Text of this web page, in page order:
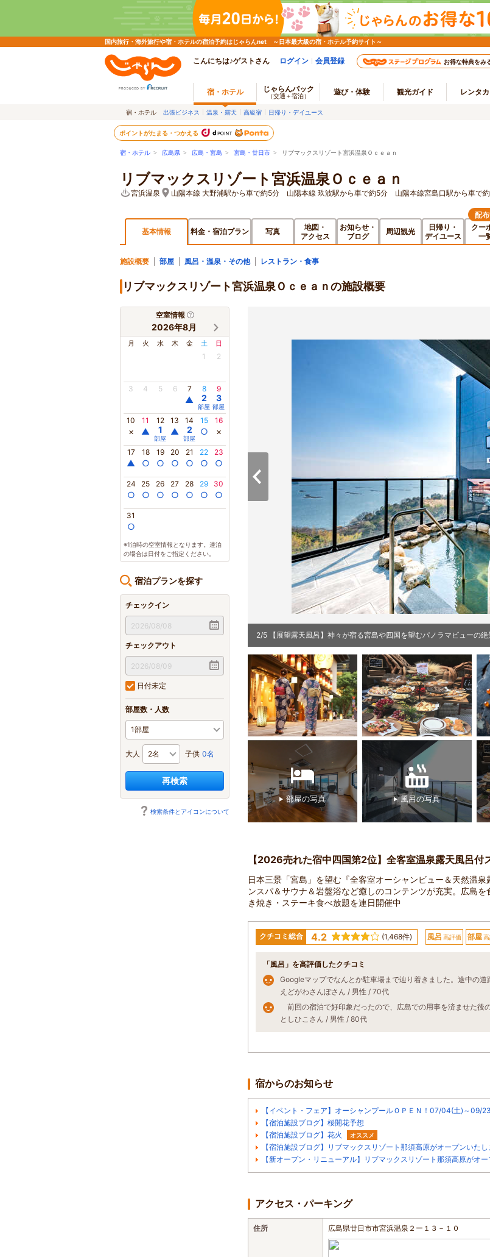
国内旅行・海外旅行や宿・ホテルの宿泊予約はじゃらんnet ～日本最大級の宿・ホテル予約サイト～
こんにちは♪ゲストさん ログイン 会員登録 お得な特典をみ
宿・ホテル じゃらんパック
（交通＋宿泊） 遊び・体験 観光ガイド レンタ
宿・ホテル 出張ビジネス 温泉・露天 高級宿 日帰り・デイユース
ポイントがたまる・つかえる
宿・ホテル > 広島県 > 広島・宮島 > 宮島・廿日市 > リブマックスリゾート宮浜温泉Ｏｃｅａｎ
リブマックスリゾート宮浜温泉Ｏｃｅａｎ
宮浜温泉 山陽本線 大野浦駅から車で約5分 山陽本線 玖波駅から車で約5分 山陽本線宮島口駅から車で
基本情報 料金・宿泊プラン 写真
地図・
アクセス
お知らせ・
ブログ
周辺観光
日帰り・
デイユース
クー
一
配
施設概要 部屋 風呂・温泉・その他 レストラン・食事
リブマックスリゾート宮浜温泉Ｏｃｅａｎの施設概要
空室情報
2026年8月
月 火 水 木 金 土 日
1 2
3 4 5 6 7
▲
8
2
部屋
9
3
部屋
10
×
11
▲
12
1
部屋
13
▲
14
2
部屋
15
○
16
×
17
▲
18
○
19
○
20
○
21
○
22
○
23
○
24
○
25
○
26
○
27
○
28
○
29
○
30
○
31
○
※1泊時の空室情報となります。連泊
の場合は日付をご指定ください。
宿泊プランを探す
チェックイン
チェックアウト
日付未定
部屋数・人数
大人 子供 0名
再検索
検索条件とアイコンについて
3/5 【オーシャンプール】2026年7月4日OPEN決定！期間中はプール
部屋の写真 風呂の写真
【2026売れた宿中四国第2位】全客室温泉露天風呂付
日本三景「宮島」を望む『全客室オーシャンビュー＆天然温
ンスパ＆サウナ＆岩盤浴など癒しのコンテンツが充実。広島
き焼き・ステーキ食べ放題を連日開催中
クチコミ総合 4.2 (1,468件) 風呂 高評価 部屋
「風呂」を高評価したクチコミ
えどがわさんぽさん / 男性 / 70代
としひこさん / 男性 / 80代
宿からのお知らせ
【イベント・フェア】オーシャンプールＯＰＥＮ！07/04(土)～09/
【宿泊施設ブログ】桜開花予想
【宿泊施設ブログ】花火
オススメ
【宿泊施設ブログ】リブマックスリゾート那須高原がオープンいたし
【新オープン・リニューアル】リブマックスリゾート那須高原がオ
アクセス・パーキング
住所 広島県廿日市市宮浜温泉２ー１３－１０